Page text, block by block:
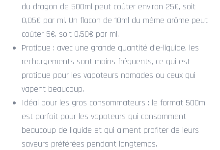
du dragon de 500ml peut coûter environ 25€, soit
0,05€ par ml. Un flacon de 10ml du même arôme peut
coûter 5€, soit 0,50€ par ml.
Pratique : avec une grande quantité d’e-liquide, les
rechargements sont moins fréquents, ce qui est
pratique pour les vapoteurs nomades ou ceux qui
vapent beaucoup.
Idéal pour les gros consommateurs : le format 500ml
est parfait pour les vapoteurs qui consomment
beaucoup de liquide et qui aiment profiter de leurs
saveurs préférées pendant longtemps.